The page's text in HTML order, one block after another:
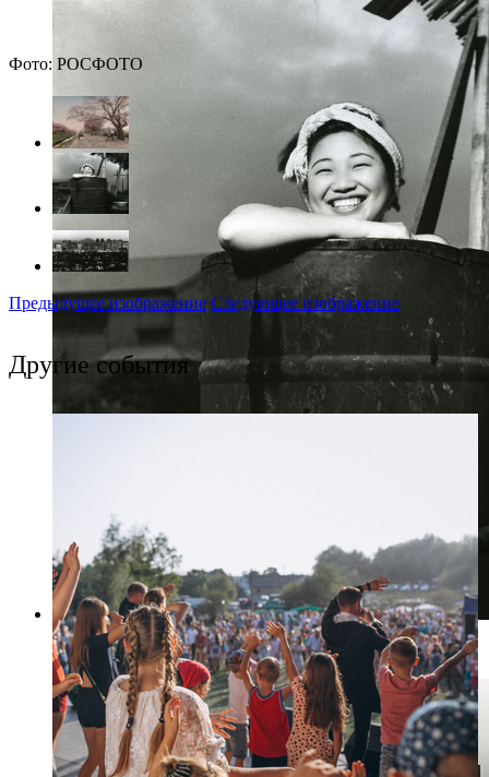
Фото: РОСФОТО
Фото: РОСФОТО
Предыдущее изображение Следующее изображение
Другие события